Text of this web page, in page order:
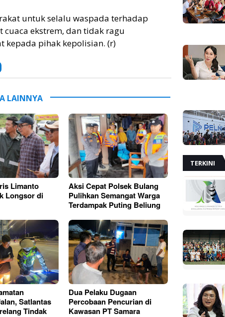
untuk selalu waspada terhadap
ekstrem, dan tidak ragu
kepada pihak kepolisian. (r)
LAINNYA
Limanto
Longsor di
Aksi Cepat Polsek Bulang
Pulihkan Semangat Warga
Terdampak Puting Beliung
Satlantas
Tindak
Dua Pelaku Dugaan
Percobaan Pencurian di
Kawasan PT Samara
TERKINI